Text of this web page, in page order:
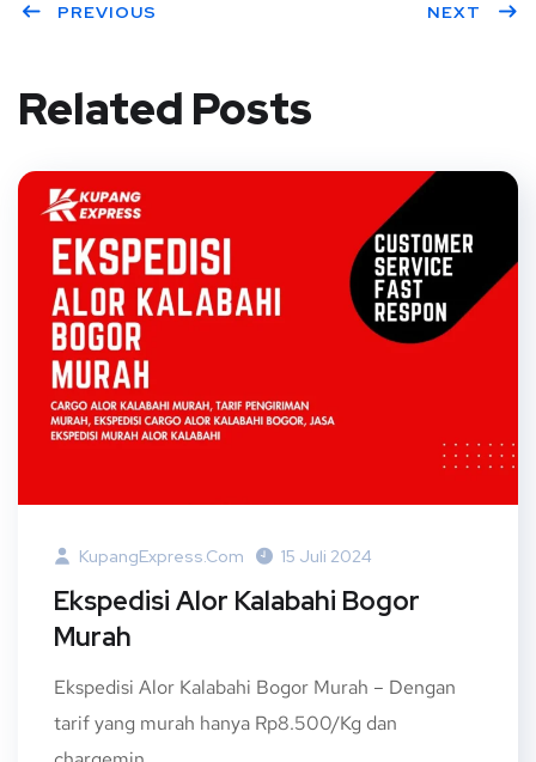
PREVIOUS NEXT
Related Posts
KupangExpress.com 15 Juli 2024
Ekspedisi Alor Kalabahi Bogor
Murah
Ekspedisi Alor Kalabahi Bogor Murah – Dengan
tarif yang murah hanya Rp8.500/Kg dan